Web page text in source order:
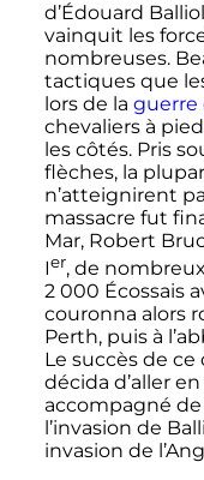
d’Édouard
vainquit les
nombreuses.
tactiques que
lors de la guerre
chevaliers à
les côtés. Pris
flèches, la
n’atteignirent
massacre fut
Mar, Robert
Ier, de
2 000 Écossais
couronna alors
Perth, puis à
Le succès de
décida d’aller
accompagné
l’invasion de
invasion de